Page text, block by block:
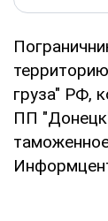
груза" РФ,
ПП